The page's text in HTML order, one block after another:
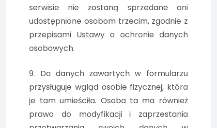
serwisie nie zostaną sprzedane ani
udostępnione osobom trzecim, zgodnie z
przepisami Ustawy o ochronie danych
osobowych.
9. Do danych zawartych w formularzu
przysługuje wgląd osobie fizycznej, która
je tam umieściła. Osoba ta ma również
prawo do modyfikacji i zaprzestania